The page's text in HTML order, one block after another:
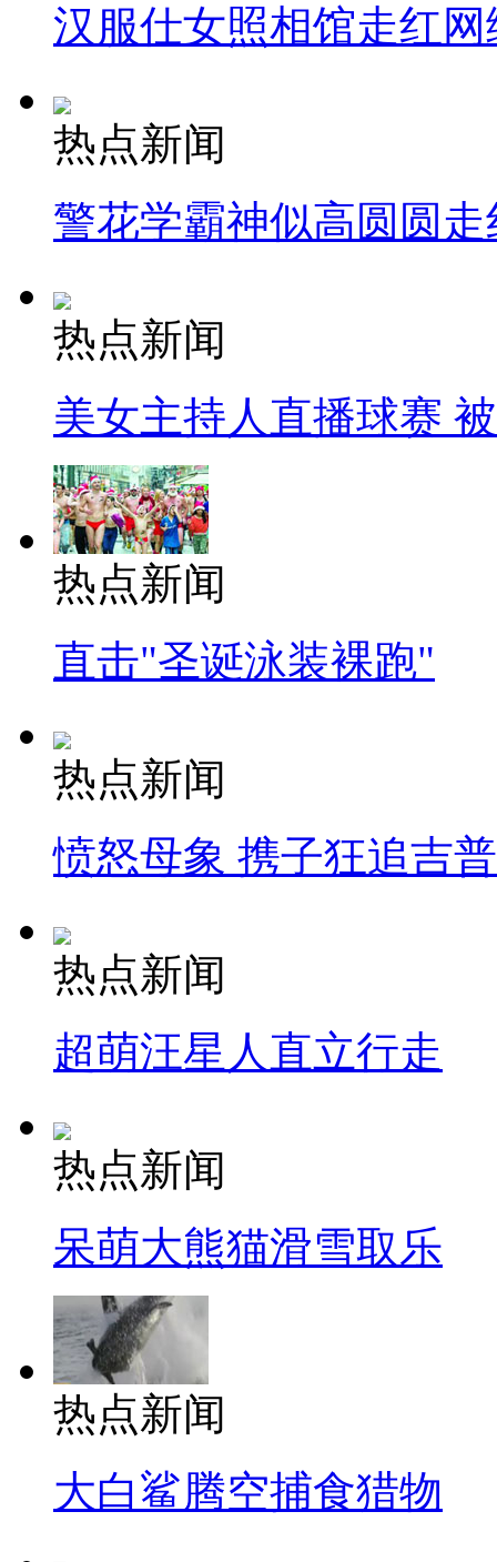
汉服仕女照相馆走红网
热点新闻
警花学霸神似高圆圆走
热点新闻
美女主持人直播球赛
热点新闻
直击"圣诞泳装裸跑"
热点新闻
愤怒母象 携子狂追吉
热点新闻
超萌汪星人直立行走
热点新闻
呆萌大熊猫滑雪取乐
热点新闻
大白鲨腾空捕食猎物